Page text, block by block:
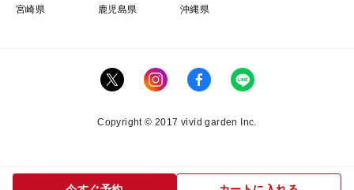
宮崎県
鹿児島県 沖縄県
Copyright © 2017 vivid garden Inc.